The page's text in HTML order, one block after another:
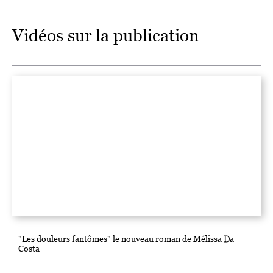
Vidéos sur la publication
"Les douleurs fantômes" le nouveau roman de Mélissa Da
Costa